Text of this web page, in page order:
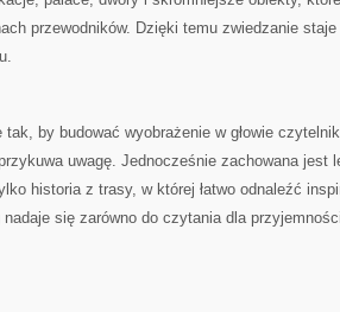
przewodników. Dzięki temu zwiedzanie
by budować wyobrażenie w głowie
uwagę. Jednocześnie zachowana jest
historia z trasy, w której łatwo odnaleźć
nadaje się zarówno do czytania dla